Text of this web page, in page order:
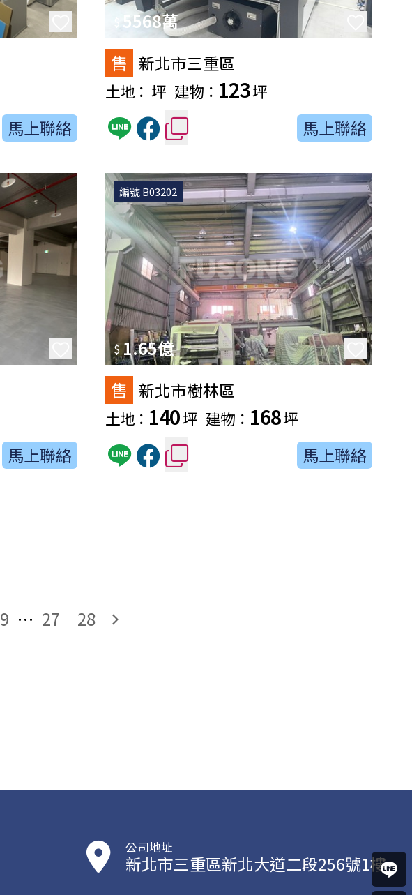
馬上
聯絡
馬上聯絡
5568萬
售 新北市三重區
土地： 坪 建物： 123坪
馬上聯絡
馬上聯絡
編號 B03202
$1.65億
售 新北市樹林區
土地： 140坪 建物： 168坪
馬上聯絡
9 … 27 28
公司地址
新北市三重區新北大道二段256號1樓